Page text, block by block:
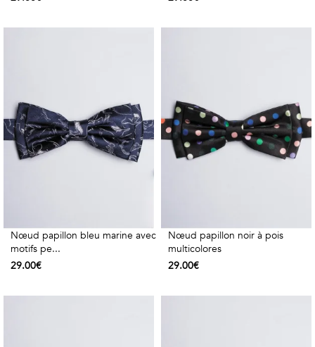
Nœud papillon bleu marine avec
motifs pe...
29.00€
Nœud papillon noir à pois
multicolores
29.00€